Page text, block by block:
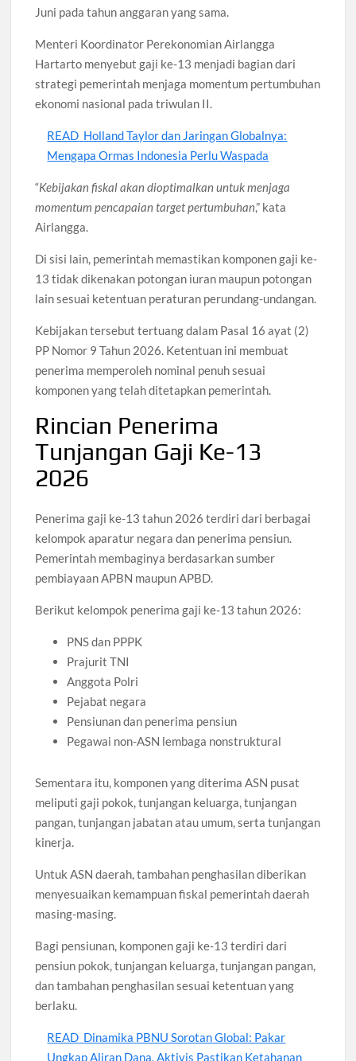
Juni pada tahun anggaran yang sama.
Menteri Koordinator Perekonomian Airlangga
Hartarto menyebut gaji ke-13 menjadi bagian dari
strategi pemerintah menjaga momentum pertumbuhan
ekonomi nasional pada triwulan II.
READ Holland Taylor dan Jaringan Globalnya:
Mengapa Ormas Indonesia Perlu Waspada
“Kebijakan fiskal akan dioptimalkan untuk menjaga
momentum pencapaian target pertumbuhan,” kata
Airlangga.
Di sisi lain, pemerintah memastikan komponen gaji ke-
13 tidak dikenakan potongan iuran maupun potongan
lain sesuai ketentuan peraturan perundang-undangan.
Kebijakan tersebut tertuang dalam Pasal 16 ayat (2)
PP Nomor 9 Tahun 2026. Ketentuan ini membuat
penerima memperoleh nominal penuh sesuai
komponen yang telah ditetapkan pemerintah.
Rincian Penerima
Tunjangan Gaji Ke-13
2026
Penerima gaji ke-13 tahun 2026 terdiri dari berbagai
kelompok aparatur negara dan penerima pensiun.
Pemerintah membaginya berdasarkan sumber
pembiayaan APBN maupun APBD.
Berikut kelompok penerima gaji ke-13 tahun 2026:
PNS dan PPPK
Prajurit TNI
Anggota Polri
Pejabat negara
Pensiunan dan penerima pensiun
Pegawai non-ASN lembaga nonstruktural
Sementara itu, komponen yang diterima ASN pusat
meliputi gaji pokok, tunjangan keluarga, tunjangan
pangan, tunjangan jabatan atau umum, serta tunjangan
kinerja.
Untuk ASN daerah, tambahan penghasilan diberikan
menyesuaikan kemampuan fiskal pemerintah daerah
masing-masing.
Bagi pensiunan, komponen gaji ke-13 terdiri dari
pensiun pokok, tunjangan keluarga, tunjangan pangan,
dan tambahan penghasilan sesuai ketentuan yang
berlaku.
READ Dinamika PBNU Sorotan Global: Pakar
Ungkap Aliran Dana, Aktivis Pastikan Ketahanan